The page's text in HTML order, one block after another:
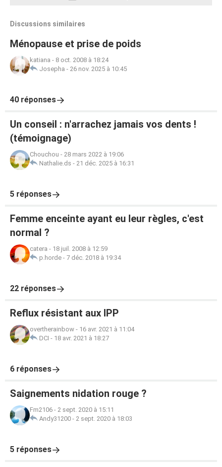
Discussions similaires
Ménopause et prise de poids
katiana - 8 oct. 2008 à 18:24
Josepha - 26 nov. 2025 à 10:45
40 réponses
Un conseil : n'arrachez jamais vos dents !
(témoignage)
Chouchou - 28 mars 2022 à 19:06
Nathalie.ds - 21 déc. 2025 à 16:31
5 réponses
Femme enceinte ayant eu leur règles, c'est
normal ?
catera - 18 juil. 2008 à 12:59
p.horde - 7 déc. 2018 à 19:34
22 réponses
Reflux résistant aux IPP
overtherainbow - 16 avr. 2021 à 11:04
DCI - 18 avr. 2021 à 18:27
6 réponses
Saignements nidation rouge ?
Fm2106 - 2 sept. 2020 à 15:11
Andy31200 - 2 sept. 2020 à 18:03
5 réponses